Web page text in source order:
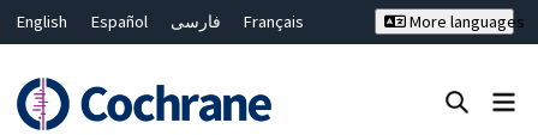
English Español فارسی
Français
Bahasa Malaysia
ไทย
繁體中文
More languages